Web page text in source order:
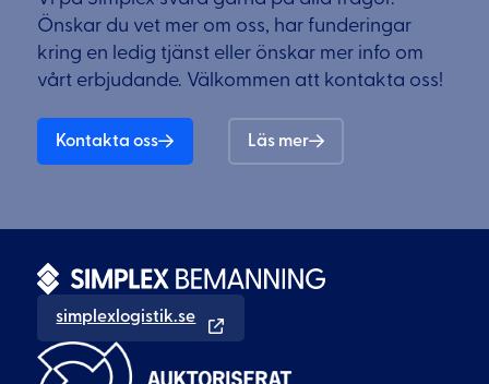
Önskar du vet mer om oss, har funderingar
kring en ledig tjänst eller önskar mer info om
vårt erbjudande. Välkommen att kontakta oss!
Kontakta oss Läs mer
simplexlogistik.se